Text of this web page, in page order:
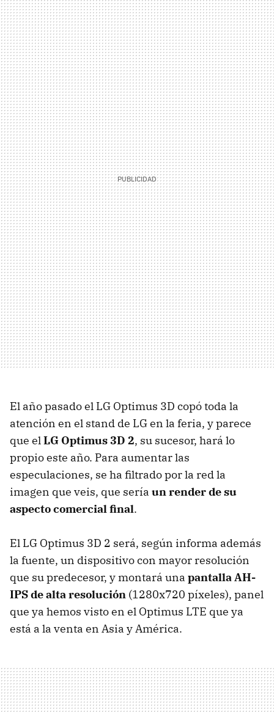
El año pasado el LG Optimus 3D copó toda la
atención en el stand de LG en la feria, y parece
que elLG Optimus 3D 2, su sucesor, hará lo
propio este año. Para aumentar las
especulaciones, se ha filtrado por la red la
imagen que veis, que sería un render de su
aspecto comercial final.
El LG Optimus 3D 2 será, según informa además
la fuente, un dispositivo con mayor resolución
que su predecesor, y montará una pantalla AH-
IPS de alta resolución (1280x720 píxeles), panel
que ya hemos visto en el Optimus LTE que ya
está a la venta en Asia y América.